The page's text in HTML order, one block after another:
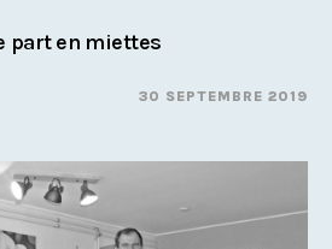
part en miettes
30 SEPTEMBRE 2019